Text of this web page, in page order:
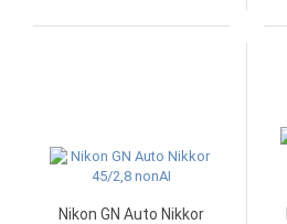
Nikon GN Auto Nikkor